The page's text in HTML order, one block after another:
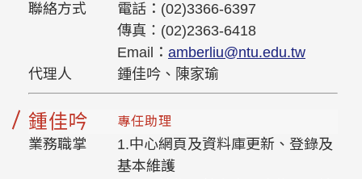
聯絡方式
電話：(02)3366-6397
傳真：(02)2363-6418
Email： amberliu@ntu.edu.tw
代理人
鍾佳吟、陳家瑜
鍾佳吟 專任助理
業務職掌
1.中心網頁及資料庫更新、登錄及
基本維護